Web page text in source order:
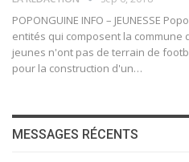
POPONGUINE INFO – JEUNESSE
entités qui composent la commune
jeunes n'ont pas de terrain de
pour la construction d'un…
MESSAGES RÉCENTS